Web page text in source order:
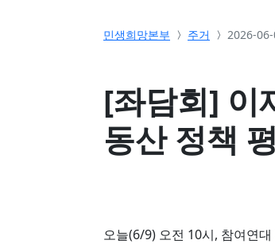
민생희망본부 주거 2026-
[좌담회] 이
동산 정책
오늘(6/9) 오전 10시, 참여연